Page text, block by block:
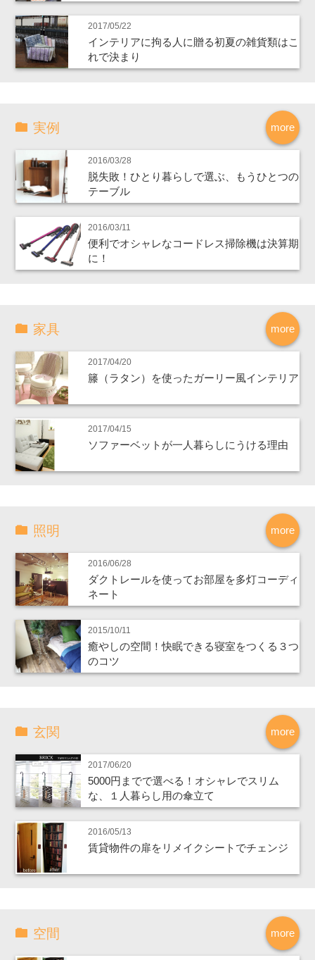
2017/05/22
インテリアに拘る人に贈る初夏の雑貨類はこ
れで決まり
more
実例
2016/03/28
脱失敗！ひとり暮らしで選ぶ、もうひとつの
テーブル
2016/03/11
便利でオシャレなコードレス掃除機は決算期
に！
more
家具
2017/04/20
籐（ラタン）を使ったガーリー風インテリア
2017/04/15
ソファーベットが一人暮らしにうける理由
more
照明
2016/06/28
ダクトレールを使ってお部屋を多灯コーディ
ネート
2015/10/11
癒やしの空間！快眠できる寝室をつくる３つ
のコツ
more
玄関
2017/06/20
5000円までで選べる！オシャレでスリム
な、１人暮らし用の傘立て
2016/05/13
賃貸物件の扉をリメイクシートでチェンジ
more
空間